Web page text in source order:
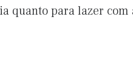
quanto para lazer